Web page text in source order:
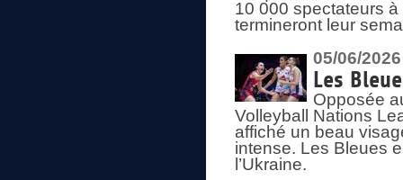
10 000 spectateurs
termineront leur
05/06/2026
Les
Opposée
Volleyball Nations
affiché un beau
intense. Les Bleues
l’Ukraine.